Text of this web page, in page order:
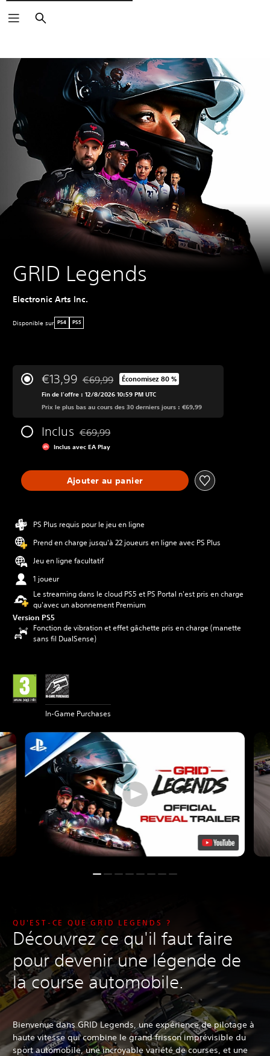
Rechercher
GRID Legends
Electronic Arts Inc.
Disponible sur PS4 PS5
€13,99 Remise par rapport au prix d'origine de €69,99
€69,99 Économisez 80 %
Fin de l'offre : 12/8/2026 10:59 PM UTC
Prix le plus bas au cours des 30 derniers jours : €69,99
Inclus Remise par rapport au prix d'origine de €69,99
€69,99
Inclus avec EA Play
Ajouter au panier
PS Plus requis pour le jeu en ligne
Prend en charge jusqu'à 22 joueurs en ligne avec PS Plus
Jeu en ligne facultatif
1 joueur
Le streaming dans le cloud PS5 et PS Portal n'est pris en charge
qu'avec un abonnement Premium
Version PS5
Fonction de vibration et effet gâchette pris en charge (manette
sans fil DualSense)
In-Game Purchases
QU'EST-CE QUE GRID LEGENDS ?
Découvrez ce qu'il faut faire
pour devenir une légende de
la course automobile.
Bienvenue dans GRID Legends, une expérience de pilotage à
haute vitesse qui combine le grand frisson imprévisible du
sport automobile, une incroyable variété de courses, et une